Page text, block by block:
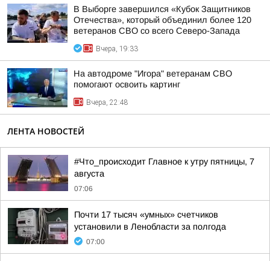
В Выборге завершился «Кубок Защитников
Отечества», который объединил более 120
ветеранов СВО со всего Северо-Запада
Вчера, 19:33
На автодроме "Игора" ветеранам СВО
помогают освоить картинг
Вчера, 22:48
ЛЕНТА НОВОСТЕЙ
#Что_происходит Главное к утру пятницы, 7
августа
07:06
Почти 17 тысяч «умных» счетчиков
установили в Ленобласти за полгода
07:00